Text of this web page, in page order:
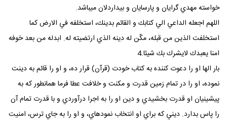
خواسته مهدي گرايان و پارسايان و بيداردلان ميباشد.
اللهم اجعله الداعي الي كتابك و القائم بدينك، استخلفه في الارض كما
استخلفت الذين من قبله، مكّن له دينه الذي ارتضيته له. ابدله من بعد خوفه
امنا يعبدك لايشرك بك شيئا.4
بار الها او را دعوت كننده به كتاب خودت (قرآن) قرار ده، و او را قائم به دينت
نموده، او را در تمام زمين قدرت و مكنت و خلافت عطا فرما همانطور كه به
پيشينيان او قدرت بخشيدي و دين او را به اجرا درآوردي و با قدرت تمام آن
را پاس بدارد. ديني كه براي او انتخاب نمودهاي، و او را به جاي ترس، امنيت